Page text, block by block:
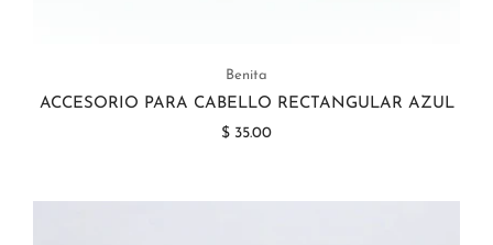
Benita
ACCESORIO PARA CABELLO RECTANGULAR AZUL
$ 35.00